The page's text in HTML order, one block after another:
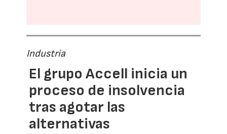
Industria
El grupo Accell inicia un
proceso de insolvencia
tras agotar las
alternativas